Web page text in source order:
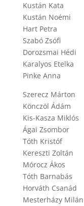
Kustán Kata
Kustán Noémi
Hart Petra
Szabó Zsófi
Dorozsmai Hédi
Karalyos Etelka
Pinke Anna
Szerecz Márton
Könczöl Ádám
Kis-Kasza Miklós
Ágai Zsombor
Tóth Kristóf
Kereszti Zoltán
Mórocz Ákos
Tóth Barnabás
Horváth Csanád
Mesterházy Milán